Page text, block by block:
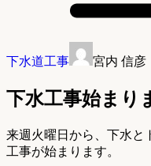
下水道工事 宮内 信彦
下水工事始まり
来週火曜日から、下水と
工事が始まります。